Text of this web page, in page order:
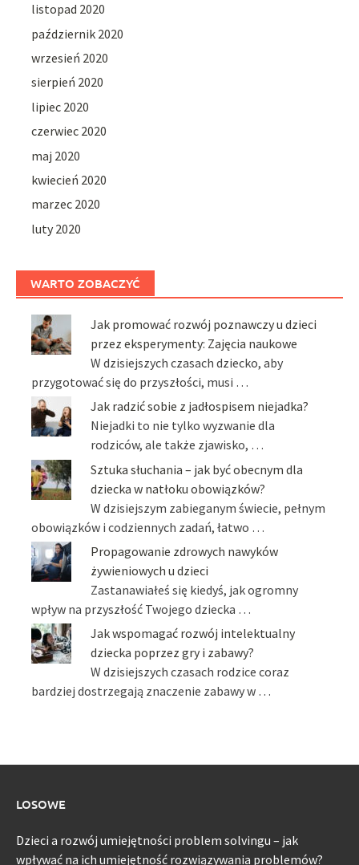
listopad 2020
październik 2020
wrzesień 2020
sierpień 2020
lipiec 2020
czerwiec 2020
maj 2020
kwiecień 2020
marzec 2020
luty 2020
WARTO ZOBACZYĆ
Jak promować rozwój poznawczy u dzieci
przez eksperymenty: Zajęcia naukowe
W dzisiejszych czasach dziecko, aby
przygotować się do przyszłości, musi …
Jak radzić sobie z jadłospisem niejadka?
Niejadki to nie tylko wyzwanie dla
rodziców, ale także zjawisko, …
Sztuka słuchania – jak być obecnym dla
dziecka w natłoku obowiązków?
W dzisiejszym zabieganym świecie, pełnym
obowiązków i codziennych zadań, łatwo …
Propagowanie zdrowych nawyków
żywieniowych u dzieci
Zastanawiałeś się kiedyś, jak ogromny
wpływ na przyszłość Twojego dziecka …
Jak wspomagać rozwój intelektualny
dziecka poprzez gry i zabawy?
W dzisiejszych czasach rodzice coraz
bardziej dostrzegają znaczenie zabawy w …
LOSOWE
Dzieci a rozwój umiejętności problem solvingu – jak
wpływać na ich umiejętność rozwiązywania problemów?